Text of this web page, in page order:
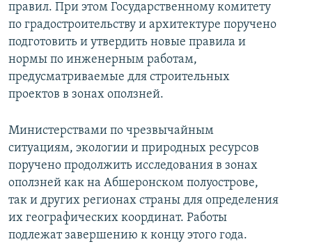
правил. При этом Государственному комитету
по градостроительству и архитектуре поручено
подготовить и утвердить новые правила и
нормы по инженерным работам,
предусматриваемые для строительных
проектов в зонах оползней.
Министерствами по чрезвычайным
ситуациям, экологии и природных ресурсов
поручено продолжить исследования в зонах
оползней как на Абшеронском полуострове,
так и других регионах страны для определения
их географических координат. Работы
подлежат завершению к концу этого года.